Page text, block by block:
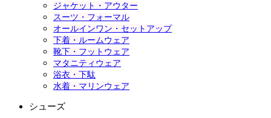
ジャケット・アウター
スーツ・フォーマル
オールインワン・セットアップ
下着・ルームウェア
靴下・フットウェア
マタニティウェア
浴衣・下駄
水着・マリンウェア
シューズ